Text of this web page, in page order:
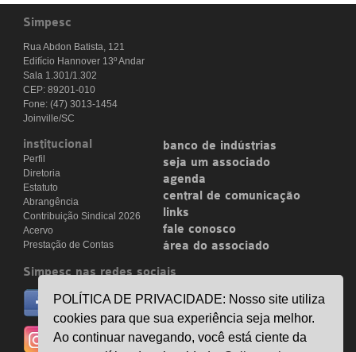
Simpesc
Rua Abdon Batista, 121
Edifício Hannover 13º Andar
Sala 1.301/1.302
CEP: 89201-010
Fone: (47) 3013-1454
Joinville/SC
institucional
Perfil
Diretoria
Estatuto
Abrangência
Contribuição Sindical 2026
Acervo
Prestação de Contas
banco de indústrias
seja um associado
agenda
central de comunicação
links
fale conosco
área do associado
Simpesc nas redes sociais
no facebook
/simpesc
no instagram
@simpescplasticos
POLÍTICA DE PRIVACIDADE: Nosso site utiliza
cookies para que sua experiência seja melhor.
Ao continuar navegando, você está ciente da